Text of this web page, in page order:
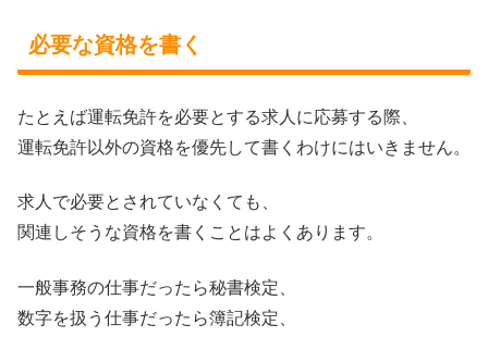
必要な資格を書く
たとえば運転免許を必要とする求人に応募する際、
運転免許以外の資格を優先して書くわけにはいきません。
求人で必要とされていなくても、
関連しそうな資格を書くことはよくあります。
一般事務の仕事だったら秘書検定、
数字を扱う仕事だったら簿記検定、